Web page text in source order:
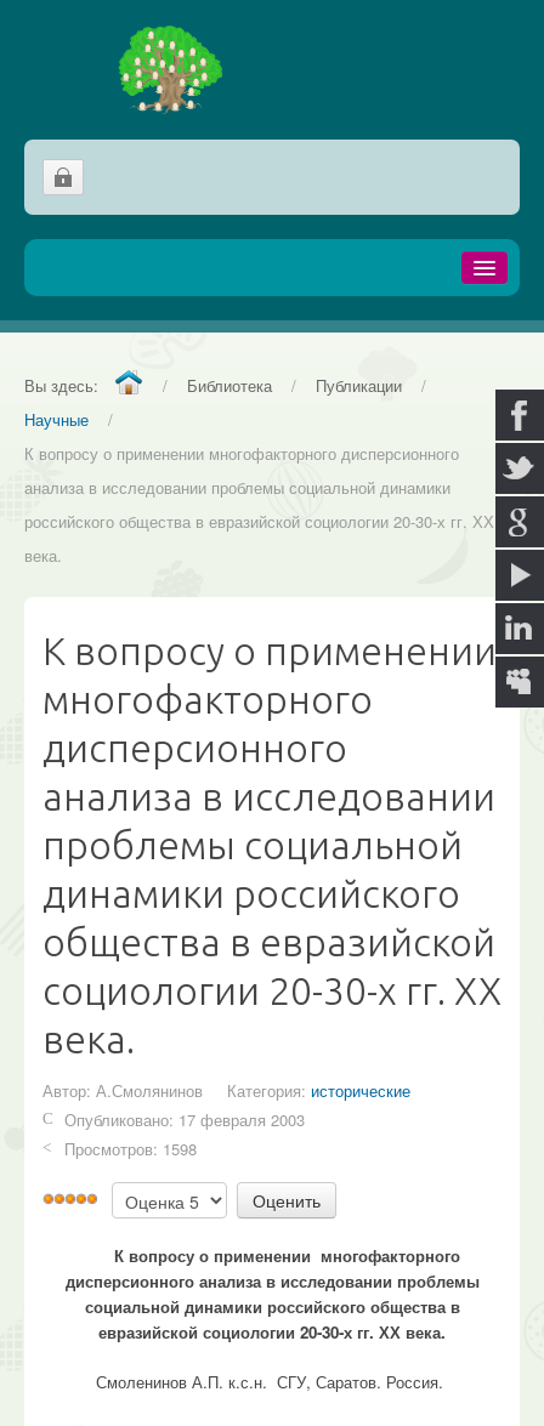
Домой
Сообщества
Генеалогия
Фамилии
Микст
Библиотека
О сайте
Форум
Вы здесь: / Библиотека / Публикации
/
Научные
/
К вопросу о применении многофакторного дисперсионного
анализа в исследовании проблемы социальной динамики
российского общества в евразийской социологии 20-30-х гг. ХХ
века.
К вопросу о применении
многофакторного
дисперсионного
анализа в исследовании
проблемы социальной
динамики российского
общества в евразийской
социологии 20-30-х гг. ХХ
века.
Автор: А.Смолянинов Категория: исторические
Опубликовано: 17 февраля 2003
Просмотров: 1598
Рейтинг:
Пожалуйста,
оцените
К вопросу о применении многофакторного
дисперсионного анализа в исследовании проблемы
социальной динамики российского общества в
евразийской социологии 20-30-х гг. ХХ века.
Смоленинов А.П. к.с.н. СГУ, Саратов. Россия.